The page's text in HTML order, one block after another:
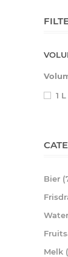
1 L
Bier
Water
Melk